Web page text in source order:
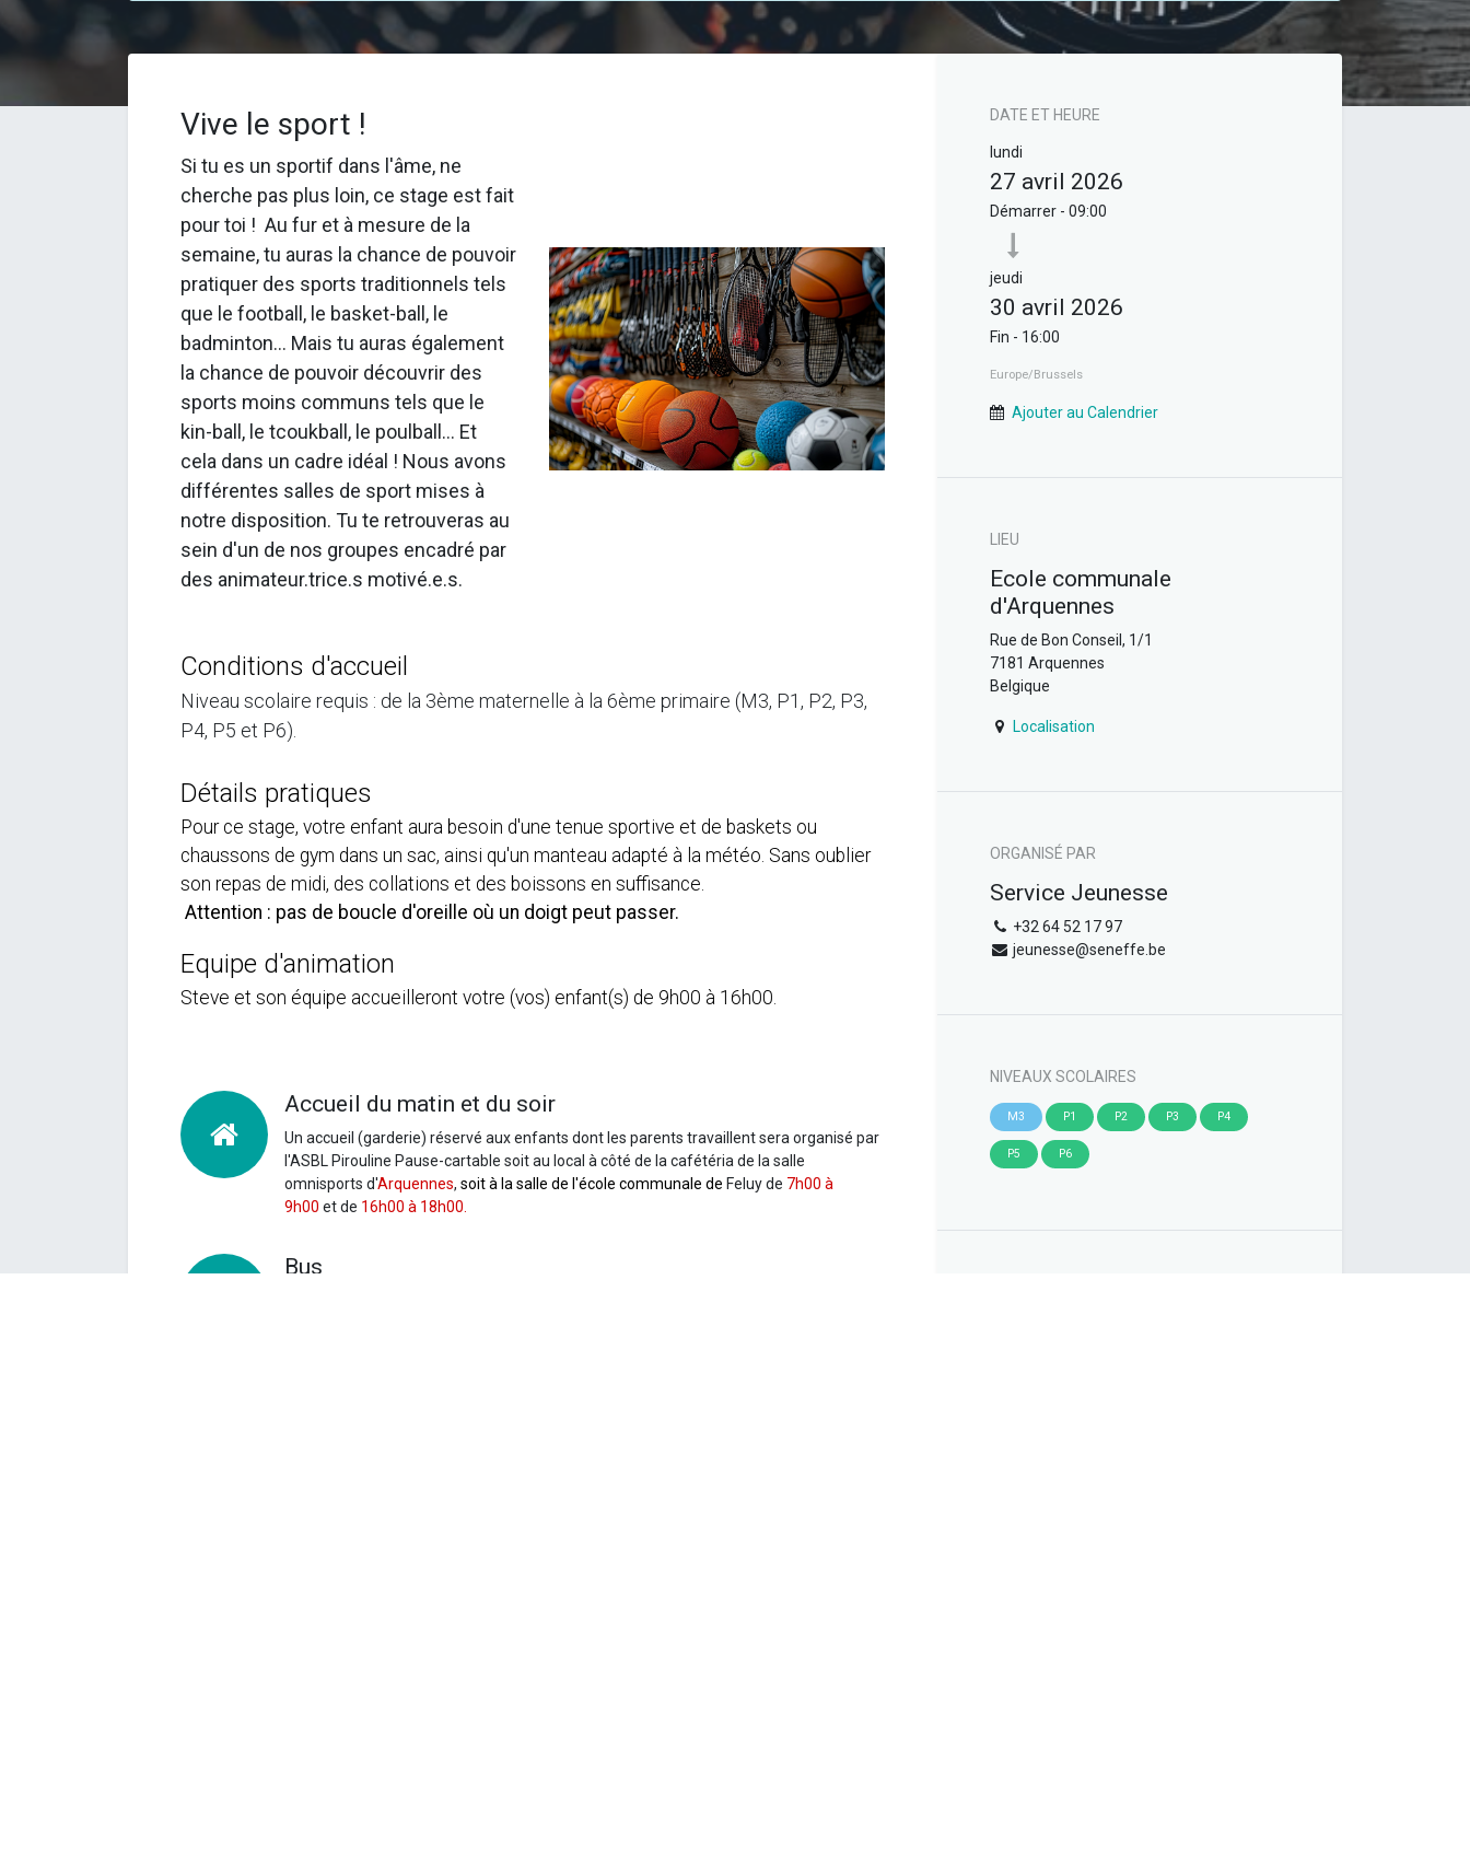
Vive le sport !
Si tu es un sportif dans l'âme, ne
cherche pas plus loin, ce stage est fait
pour toi ! Au fur et à mesure de la
semaine, tu auras la chance de pouvoir
pratiquer des sports traditionnels tels
que le football, le basket-ball, le
badminton... Mais tu auras également
la chance de pouvoir découvrir des
sports moins communs tels que le
kin-ball, le tcoukball, le poulball... Et
cela dans un cadre idéal ! Nous avons
différentes salles de sport mises à
notre disposition. Tu te retrouveras au
sein d'un de nos groupes encadré par
des animateur.trice.s motivé.e.s.
Conditions d'accueil
Niveau scolaire requis : de la 3ème maternelle à la 6ème primaire (M3, P1, P2, P3,
P4, P5 et P6).
Détails pratiques
Pour ce stage, votre enfant aura besoin d'une tenue sportive et de baskets ou
chaussons de gym dans un sac, ainsi qu'un manteau adapté à la météo. Sans oublier
son repas de midi, des collations et des boissons en suffisance.
Attention : pas de boucle d'oreille où un doigt peut passer.
Equipe d'animation
Steve et son équipe accueilleront votre (vos) enfant(s) de 9h00 à 16h00.
Accueil du matin et du soir
Un accueil (garderie) réservé aux enfants dont les parents travaillent sera organisé par
l'ASBL Pirouline Pause-cartable soit au local à côté de la cafétéria de la salle
omnisports d'Arquennes, soit à la salle de l'école communale de Feluyde 7h00 à
9h00 et de 16h00 à 18h00.
Bus
DATE ET HEURE
lundi
27 avril 2026
Démarrer - 09:00
jeudi
30 avril 2026
Fin - 16:00
Europe/Brussels
Ajouter au Calendrier
LIEU
Ecole communale
d'Arquennes
Rue de Bon Conseil, 1/1
7181 Arquennes
Belgique
Localisation
ORGANISÉ PAR
Service Jeunesse
+32 64 52 17 97
jeunesse@seneffe.be
NIVEAUX SCOLAIRES
M3 P1 P2 P3 P4
P5 P6